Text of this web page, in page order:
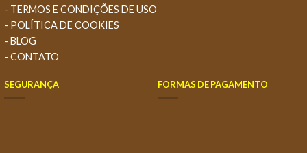
- TERMOS E CONDIÇÕES DE USO
- POLÍTICA DE COOKIES
- BLOG
- CONTATO
SEGURANÇA FORMAS DE PAGAMENTO